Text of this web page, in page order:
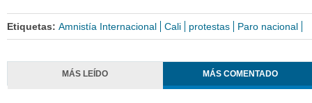
Etiquetas: Amnistía Internacional Cali protestas Paro nacional
MÁS LEÍDO MÁS COMENTADO